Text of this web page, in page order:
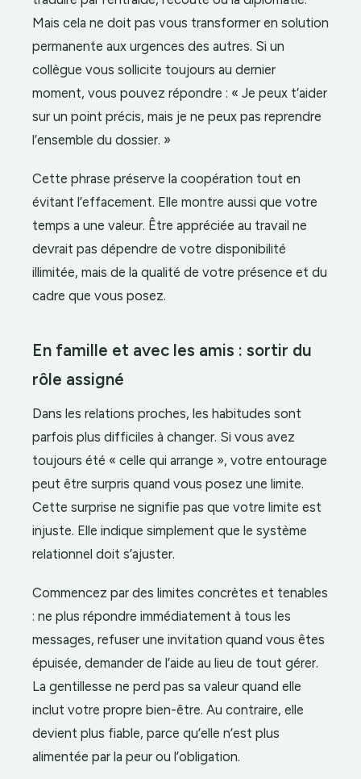
Mais cela ne doit pas vous transformer en solution
permanente aux urgences des autres. Si un
collègue vous sollicite toujours au dernier
moment, vous pouvez répondre : « Je peux t’aider
sur un point précis, mais je ne peux pas reprendre
l’ensemble du dossier. »
Cette phrase préserve la coopération tout en
évitant l’effacement. Elle montre aussi que votre
temps a une valeur. Être appréciée au travail ne
devrait pas dépendre de votre disponibilité
illimitée, mais de la qualité de votre présence et du
cadre que vous posez.
En famille et avec les amis : sortir du
rôle assigné
Dans les relations proches, les habitudes sont
parfois plus difficiles à changer. Si vous avez
toujours été « celle qui arrange », votre entourage
peut être surpris quand vous posez une limite.
Cette surprise ne signifie pas que votre limite est
injuste. Elle indique simplement que le système
relationnel doit s’ajuster.
Commencez par des limites concrètes et tenables
: ne plus répondre immédiatement à tous les
messages, refuser une invitation quand vous êtes
épuisée, demander de l’aide au lieu de tout gérer.
La gentillesse ne perd pas sa valeur quand elle
inclut votre propre bien-être. Au contraire, elle
devient plus fiable, parce qu’elle n’est plus
alimentée par la peur ou l’obligation.